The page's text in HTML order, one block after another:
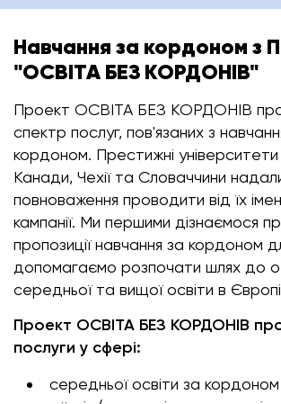
Навчання за кордоном з
"ОСВІТА БЕЗ КОРДОНІВ"
Проект ОСВІТА БЕЗ КОРДОНІВ
спектр послуг, пов'язаних з
кордоном. Престижні
Канади, Чехії та Словаччини
повноваження проводити від їх
кампанії. Ми першими дізнаємося
пропозиції навчання за кордоном
допомагаємо розпочати шлях до
середньої та вищої освіти в
Проект ОСВІТА БЕЗ КОРДОНІВ
послуги у сфері:
середньої освіти за